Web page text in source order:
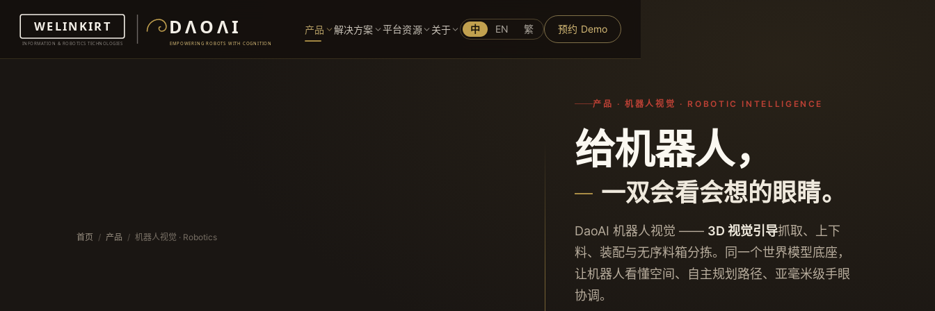
产品 解决方案 平台资源 关于 中 EN 繁 预约 Demo
首页 / 产品 / 机器人视觉 · Robotics
产品 · 机器人视觉 · ROBOTIC INTELLIGENCE
给机器人，
一双会看会想的眼睛。
DaoAI 机器人视觉 —— 3D 视觉引导抓取、上下
料、装配与无序料箱分拣。同一个世界模型底座，
让机器人看懂空间、自主规划路径、亚毫米级手眼
协调。